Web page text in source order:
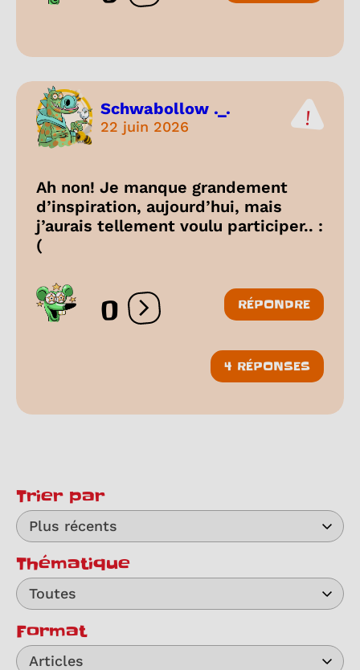
Schwabollow ._.
22 juin 2026
Ah non! Je manque grandement
d’inspiration, aujourd’hui, mais
j’aurais tellement voulu participer.. :
(
0 Ouvrir les réactions
RÉPONDRE
4 RÉPONSES
Trier par
Plus récents
Thématique
Toutes
Format
Articles